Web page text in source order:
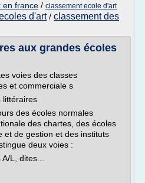
en france / classement ecole d'art
d'art/ classement des
aux grandes écoles
voies des classes
et commerciale s
littéraires
des écoles normales
des chartes, des écoles
et de gestion et des instituts
deux voies :
L, dites...